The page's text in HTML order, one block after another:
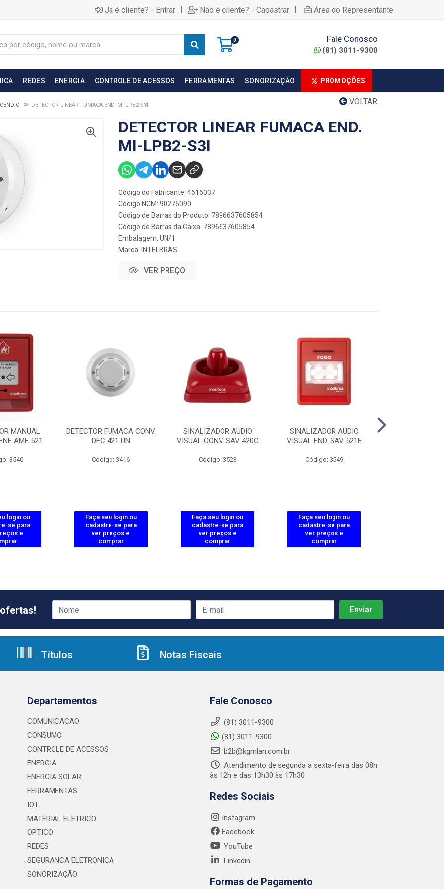
Já é cliente? - Entrar | Não é cliente? - Cadastrar | Área do Representante
0 Fale Conosco
(81) 3011-9300
REDES ENERGIA CONTROLE DE ACESSOS FERRAMENTAS SONORIZAÇÃO PROMOÇÕES
VOLTAR
DETECTOR LINEAR FUMACA END. MI-LPB2-S3I
DETECTOR LINEAR FUMACA END.
MI-LPB2-S3I
Código do Fabricante: 4616037
Código NCM: 90275090
Código de Barras do Produto: 7896637605854
Código de Barras da Caixa: 7896637605854
Embalagem: UN/1
Marca: INTELBRAS
VER PREÇO
MANUAL
AME 521
3540
login ou
se para
e
DETECTOR FUMACA CONV.
DFC 421 UN
Código: 3416
Faça seu login ou
cadastre-se para
ver preços e
comprar
SINALIZADOR AUDIO
VISUAL CONV. SAV 420C
Código: 3523
Faça seu login ou
cadastre-se para
ver preços e
comprar
SINALIZADOR AUDIO
VISUAL END. SAV 521E
Código: 3549
Faça seu login ou
cadastre-se para
ver preços e
comprar
Títulos Notas Fiscais
Departamentos
COMUNICACAO
CONSUMO
CONTROLE DE ACESSOS
ENERGIA
ENERGIA SOLAR
FERRAMENTAS
IOT
MATERIAL ELETRICO
OPTICO
REDES
SEGURANCA ELETRONICA
SONORIZAÇÃO
Fale Conosco
(81) 3011-9300
(81) 3011-9300
b2b@kgmlan.com.br
Atendimento de segunda a sexta-feira das 08h
às 12h e das 13h30 às 17h30
Redes Sociais
Instagram
Facebook
YouTube
Linkedin
Formas de Pagamento